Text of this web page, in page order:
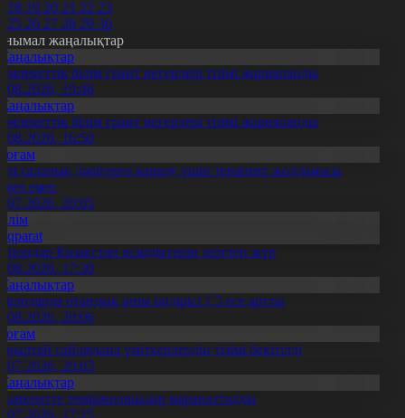
18 19 20 21 22 23
25 26 27 28 29 30
жаңалықтар
білім грант иегерлері тізімі жарияланды
19:46
білім грант иегерлері тізімі жарияланды
16:50
салалық дәрігерге қаралу үшін терапевт жолдамасы
емес
20:05
Қазақстан өсімдіктерін зерттеп жүр
17:30
отандық өнім өндірісі 1,5 есе артты
20:06
сайлауына үміткерлердің тізімі бекітілді
20:03
теміржолшылар марапатталды
17:15